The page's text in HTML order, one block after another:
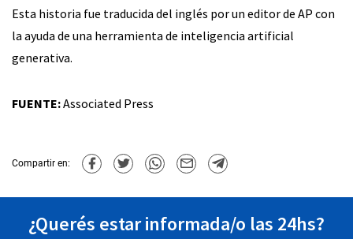
Esta historia fue traducida del inglés por un editor de AP con
la ayuda de una herramienta de inteligencia artificial
generativa.
FUENTE:Associated Press
Compartir en:
¿Querés estar informada/o las 24hs?